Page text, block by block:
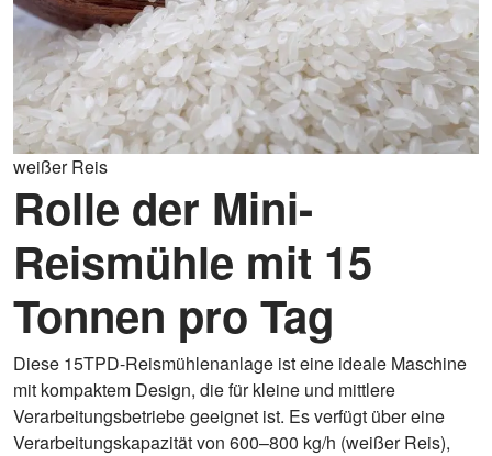
weißer Reis
Rolle der Mini-
Reismühle mit 15
Tonnen pro Tag
Diese 15TPD-Reismühlenanlage ist eine ideale Maschine
mit kompaktem Design, die für kleine und mittlere
Verarbeitungsbetriebe geeignet ist. Es verfügt über eine
Verarbeitungskapazität von 600–800 kg/h (weißer Reis),